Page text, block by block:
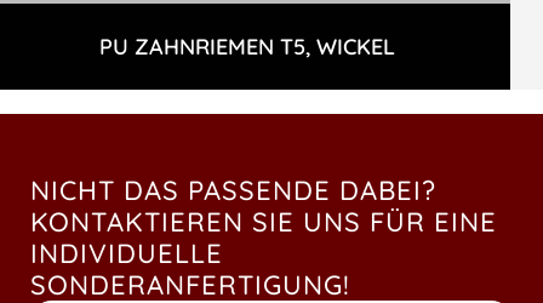
PU ZAHNRIEMEN T5, WICKEL
NICHT DAS PASSENDE DABEI?
KONTAKTIEREN SIE UNS FÜR EINE
INDIVIDUELLE
SONDERANFERTIGUNG!